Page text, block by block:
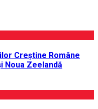
Creștine Române
Noua Zeelandă